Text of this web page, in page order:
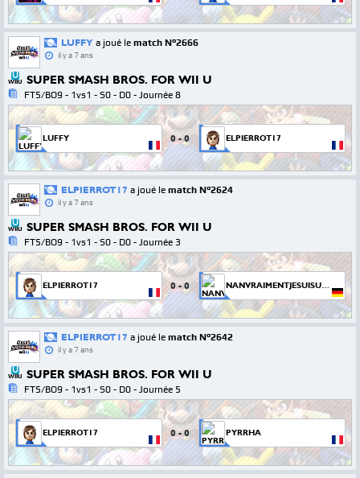
LUFFY a joué le match N°2666
il y a 7 ans
WIIU SUPER SMASH BROS. FOR WII U
FT5/BO9 - 1vs1 - S0 - D0 - Journée 8
LUFFY 0-0 ELPIERROT17
ELPIERROT17 a joué le match N°2624
il y a 7 ans
WIIU SUPER SMASH BROS. FOR WII U
FT5/BO9 - 1vs1 - S0 - D0 - Journée 3
ELPIERROT17 0-0 NANVRAIMENTJESUISUNPEDOPHILE
ELPIERROT17 a joué le match N°2642
il y a 7 ans
WIIU SUPER SMASH BROS. FOR WII U
FT5/BO9 - 1vs1 - S0 - D0 - Journée 5
ELPIERROT17 0-0 PYRRHA